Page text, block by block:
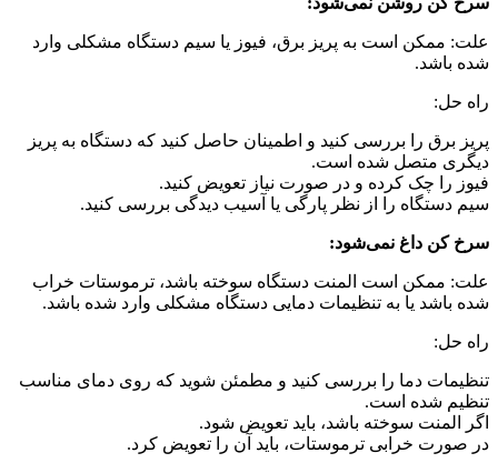
علت: ممکن است به پریز برق، فیوز یا سیم دستگاه مشکلی وارد
شده باشد.
راه حل:
پریز برق را بررسی کنید و اطمینان حاصل کنید که دستگاه به پریز
دیگری متصل شده است.
فیوز را چک کرده و در صورت نیاز تعویض کنید.
سیم دستگاه را از نظر پارگی یا آسیب دیدگی بررسی کنید.
سرخ کن داغ نمی‌شود:
علت: ممکن است المنت دستگاه سوخته باشد، ترموستات خراب
شده باشد یا به تنظیمات دمایی دستگاه مشکلی وارد شده باشد.
راه حل:
تنظیمات دما را بررسی کنید و مطمئن شوید که روی دمای مناسب
تنظیم شده است.
اگر المنت سوخته باشد، باید تعویض شود.
در صورت خرابی ترموستات، باید آن را تعویض کرد.